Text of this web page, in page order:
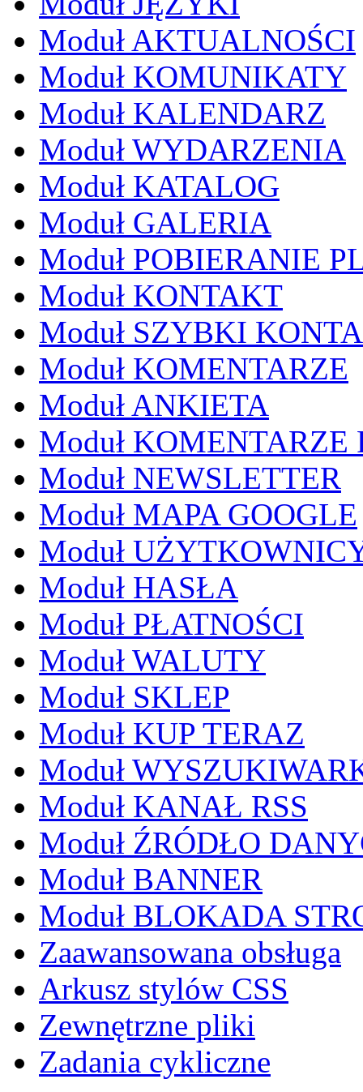
Moduł AKTUALNOŚCI
Moduł KOMUNIKATY
Moduł KALENDARZ
Moduł WYDARZENIA
Moduł KATALOG
Moduł GALERIA
Moduł POBIERANIE
Moduł KONTAKT
Moduł SZYBKI
Moduł KOMENTARZE
Moduł ANKIETA
Moduł KOMENTARZE
Moduł NEWSLETTER
Moduł MAPA GOOGLE
Moduł
Moduł HASŁA
Moduł PŁATNOŚCI
Moduł WALUTY
Moduł SKLEP
Moduł KUP TERAZ
Moduł
Moduł KANAŁ RSS
Moduł ŹRÓDŁO
Moduł BANNER
Moduł BLOKADA
Zaawansowana obsługa
Arkusz stylów CSS
Zewnętrzne pliki
Zadania cykliczne